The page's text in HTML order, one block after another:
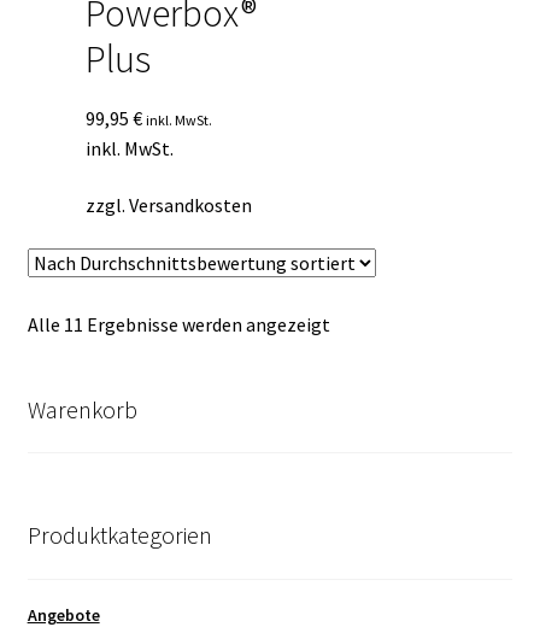
Powerbox®
Plus
99,95 € inkl. MwSt.
inkl. MwSt.
zzgl. Versandkosten
Alle 11 Ergebnisse werden angezeigtNach
Warenkorb
Produktkategorien
Angebote